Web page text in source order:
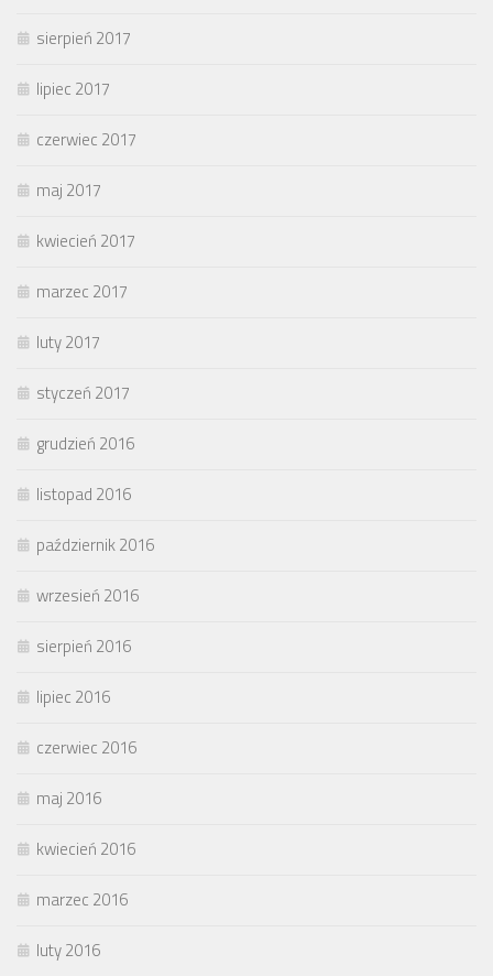
sierpień 2017
lipiec 2017
czerwiec 2017
maj 2017
kwiecień 2017
marzec 2017
luty 2017
styczeń 2017
grudzień 2016
listopad 2016
październik 2016
wrzesień 2016
sierpień 2016
lipiec 2016
czerwiec 2016
maj 2016
kwiecień 2016
marzec 2016
luty 2016